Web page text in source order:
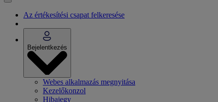
Az értékesítési csapat felkeresése
Bejelentkezés
Webes alkalmazás megnyitása
Kezelőkonzol
Hibajegy